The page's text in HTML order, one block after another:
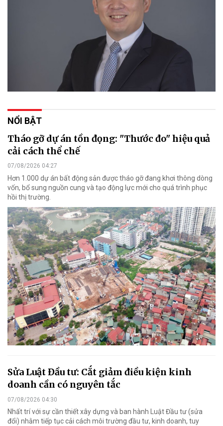
NỔI BẬT
Tháo gỡ dự án tồn đọng: "Thước đo" hiệu quả
cải cách thể chế
07/08/2026 04:27
Hơn 1.000 dự án bất động sản được tháo gỡ đang khơi thông dòng
vốn, bổ sung nguồn cung và tạo động lực mới cho quá trình phục
hồi thị trường.
Sửa Luật Đầu tư: Cắt giảm điều kiện kinh
doanh cần có nguyên tắc
07/08/2026 04:30
Nhất trí với sự cần thiết xây dựng và ban hành Luật Đầu tư (sửa
đổi) nhằm tiếp tục cải cách môi trường đầu tư, kinh doanh, tuy